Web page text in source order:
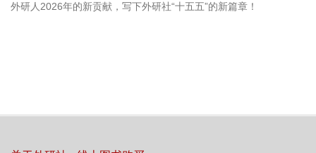
外研人2026年的新贡献，写下外研社“十五五”的新篇章！